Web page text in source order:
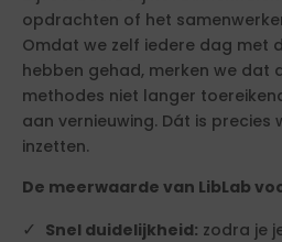
opdrachten of het
Omdat we zelf iedere dag met
hebben gehad, merken we dat
methodes niet langer
aan vernieuwing. Dát is precies
inzetten.
De meerwaarde van LibLab
Snel duidelijkheid: zodra je